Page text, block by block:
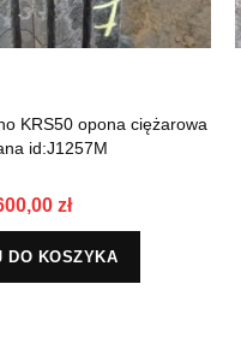
KRS50 opona ciężarowa
id:J1257M
zł
DO KOSZYKA